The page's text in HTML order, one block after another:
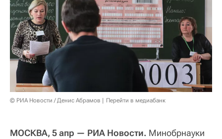
© РИА Новости / Денис Абрамов Перейти в медиабанк
МОСКВА, 5 апр — РИА Новости. Минобрнауки